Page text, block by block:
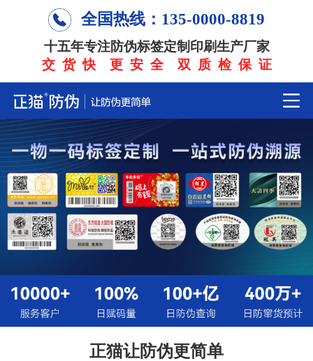
全国热线：135-0000-8819
十五年专注防伪标签定制印刷生产厂家
交 货 快 更 安 全 双 质 检 保 证
正猫让防伪更简单